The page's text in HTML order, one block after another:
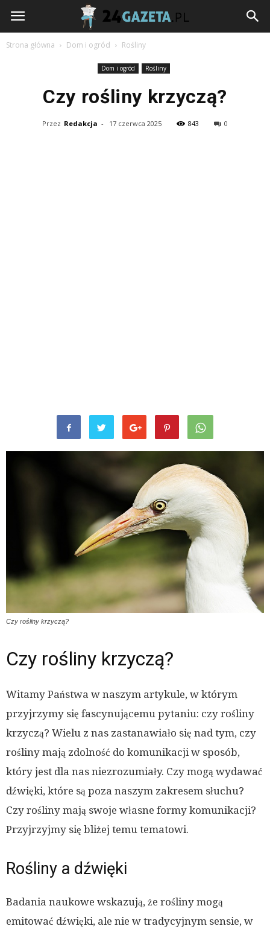
24gazeta.pl
Strona główna Dom i ogród Rośliny
Dom i ogród Rośliny
Czy rośliny krzyczą?
Przez Redakcja - 17 czerwca 2025 843 0
Czy rośliny krzyczą?
Czy rośliny krzyczą?
Witamy Państwa w naszym artykule, w którym
przyjrzymy się fascynującemu pytaniu: czy rośliny
krzyczą? Wielu z nas zastanawiało się nad tym, czy
rośliny mają zdolność do komunikacji w sposób,
który jest dla nas niezrozumiały. Czy mogą wydawać
dźwięki, które są poza naszym zakresem słuchu?
Czy rośliny mają swoje własne formy komunikacji?
Przyjrzyjmy się bliżej temu tematowi.
Rośliny a dźwięki
Badania naukowe wskazują, że rośliny mogą
emitować dźwięki, ale nie w tradycyjnym sensie, w